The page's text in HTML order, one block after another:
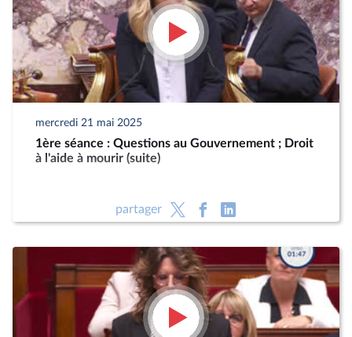
mercredi 21 mai 2025
1ère séance : Questions au Gouvernement ; Droit
à l'aide à mourir (suite)
partager